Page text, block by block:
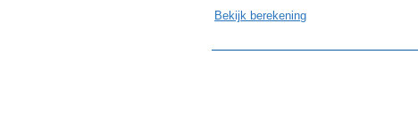
Bekijk berekening